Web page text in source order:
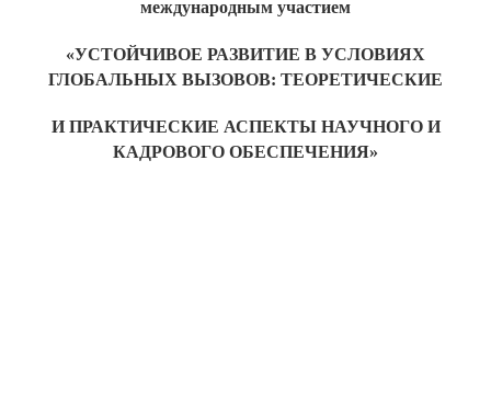
международным участием
«УСТОЙЧИВОЕ РАЗВИТИЕ В УСЛОВИЯХ
ГЛОБАЛЬНЫХ ВЫЗОВОВ: ТЕОРЕТИЧЕСКИЕ
И ПРАКТИЧЕСКИЕ АСПЕКТЫ НАУЧНОГО И
КАДРОВОГО ОБЕСПЕЧЕНИЯ»